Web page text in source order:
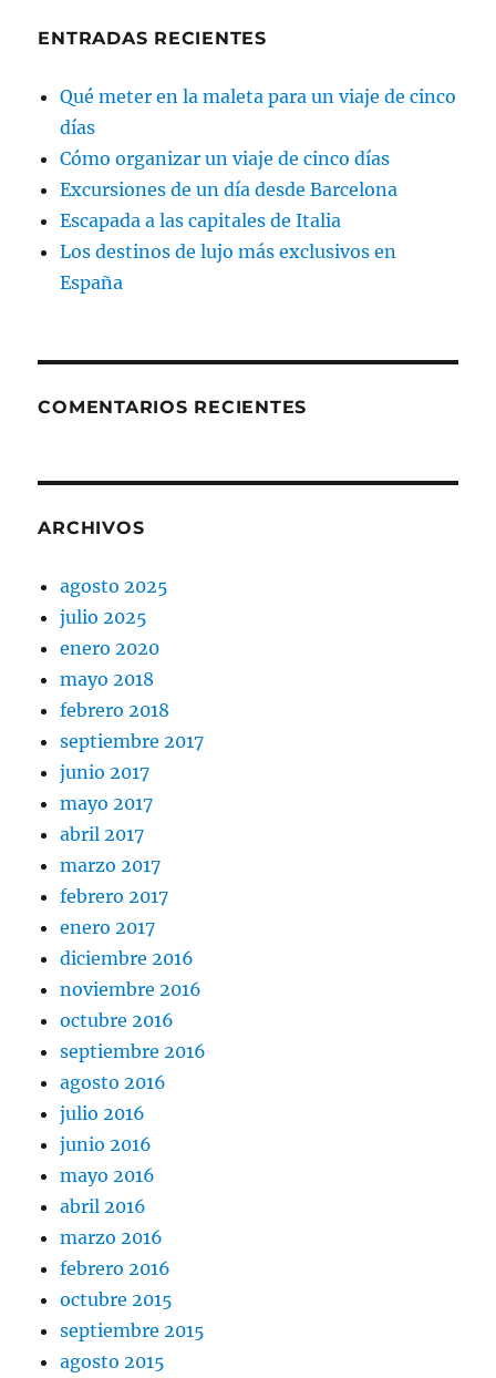
ENTRADAS RECIENTES
Qué meter en la maleta para un viaje de cinco
días
Cómo organizar un viaje de cinco días
Excursiones de un día desde Barcelona
Escapada a las capitales de Italia
Los destinos de lujo más exclusivos en
España
COMENTARIOS RECIENTES
ARCHIVOS
agosto 2025
julio 2025
enero 2020
mayo 2018
febrero 2018
septiembre 2017
junio 2017
mayo 2017
abril 2017
marzo 2017
febrero 2017
enero 2017
diciembre 2016
noviembre 2016
octubre 2016
septiembre 2016
agosto 2016
julio 2016
junio 2016
mayo 2016
abril 2016
marzo 2016
febrero 2016
octubre 2015
septiembre 2015
agosto 2015